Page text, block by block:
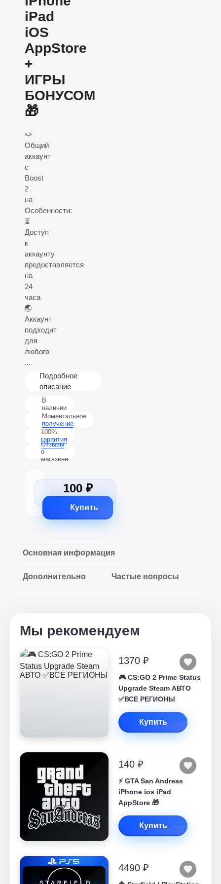
iPad
iOS
AppStore
+
ИГРЫ
БОНУСОМ
🎁
✏️
Общий
аккаунт
с
Boost
2
на
Особенности:
⏳
Доступ
к
аккаунту
предоставляется
на
24
часа
🌏
Аккаунт
подходит
для
любого
...
Подробное
описание
В
наличии
Моментальное
получение
100%
гарантия
Отзывы
о
магазине
100 ₽
Купить
Основная информация
Дополнительно Частые вопросы
Мы рекомендуем
1370 ₽
🎮 CS:GO 2 Prime Status
Upgrade Steam АВТО
✅ВСЕ РЕГИОНЫ
Купить
140 ₽
⚡️ GTA San Andreas
iPhone ios iPad
AppStore 🎁
Купить
4490 ₽